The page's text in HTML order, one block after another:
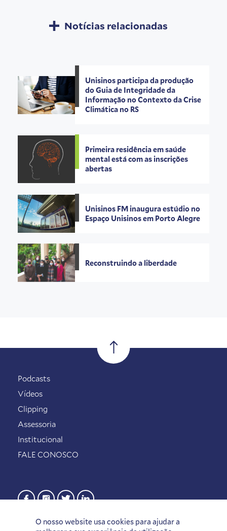
Notícias relacionadas
Unisinos participa da produção
do Guia de Integridade da
Informação no Contexto da Crise
Climática no RS
Primeira residência em saúde
mental está com as inscrições
abertas
Unisinos FM inaugura estúdio no
Espaço Unisinos em Porto Alegre
Reconstruindo a liberdade
O nosso website usa cookies para ajudar a
Podcasts
Vídeos
Clipping
Assessoria
Institucional
FALE CONOSCO